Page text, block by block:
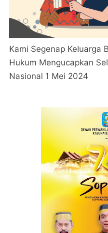
Kami Segenap Keluarga
Hukum Mengucapkan
Nasional 1 Mei 2024